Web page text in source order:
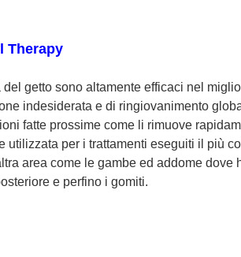
Therapy
del getto sono altamente efficaci nel
indesiderata e di ringiovanimento
fatte prossime come li rimuove
utilizzata per i trattamenti eseguiti il più
area come le gambe ed addome
e perfino i gomiti.